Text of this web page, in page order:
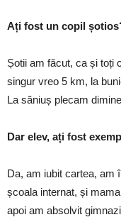
Ați fost un copil
Șotii am făcut, ca și toți
singur vreo 5 km, la
La săniuș plecam
Dar elev, ați fost
Da, am iubit cartea, am
școala internat, și
apoi am absolvit